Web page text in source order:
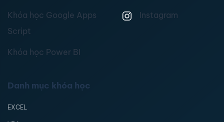
Khóa học Google Apps
Script
Khóa học Power BI
Instagram
Danh mục khóa học
EXCEL